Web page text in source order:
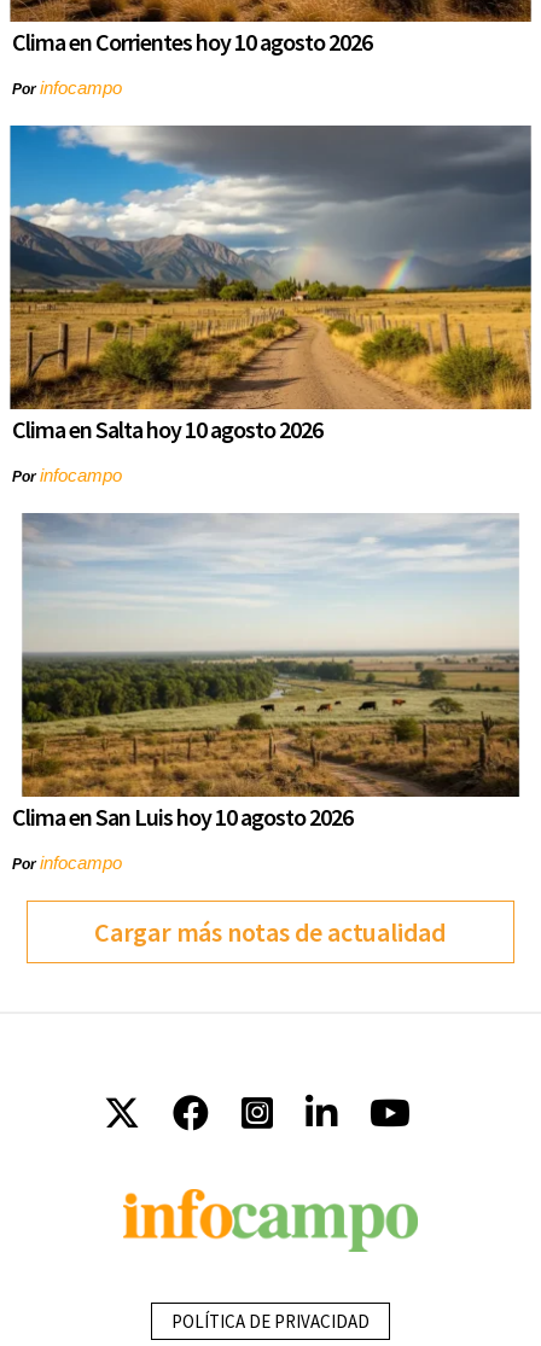
Clima en Corrientes hoy 10 agosto 2026
Porinfocampo
Clima en Salta hoy 10 agosto 2026
Porinfocampo
Clima en San Luis hoy 10 agosto 2026
Porinfocampo
Cargar más notas de actualidad
POLÍTICA DE PRIVACIDAD